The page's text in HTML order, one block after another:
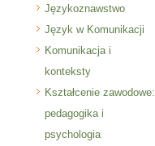
Językoznawstwo
Język w Komunikacji
Komunikacja i
konteksty
Kształcenie zawodowe:
pedagogika i
psychologia